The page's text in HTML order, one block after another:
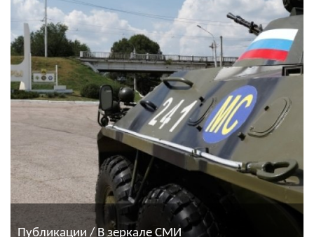
Публикации / В зеркале СМИ